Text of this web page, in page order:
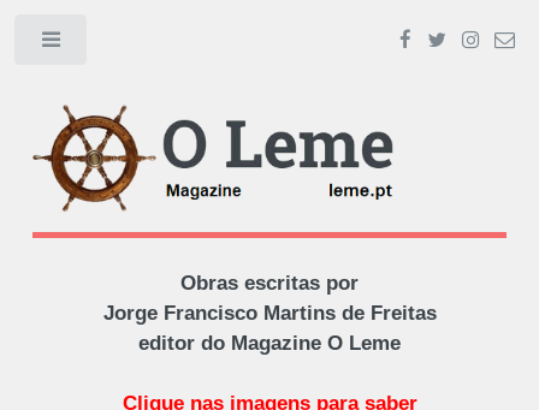
Obras escritas por
Jorge Francisco Martins de Freitas
editor do Magazine O Leme
Clique nas imagens para saber